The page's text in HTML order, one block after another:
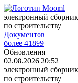
электронный
по строительству
Документов
более 41899
Обновления
02.08.2026 20:52
электронный
по строительству